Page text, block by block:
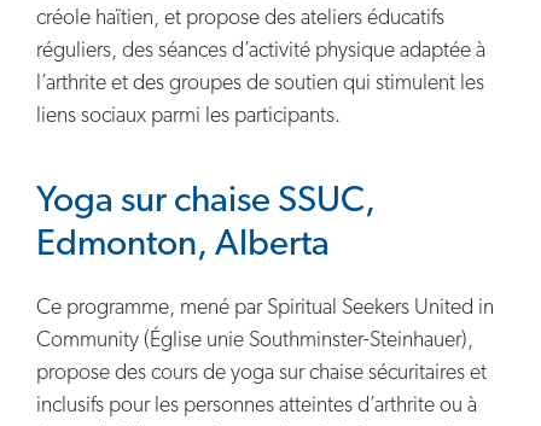
créole haïtien, et propose des ateliers éducatifs
réguliers, des séances d’activité physique adaptée à
l’arthrite et des groupes de soutien qui stimulent les
liens sociaux parmi les participants.
Yoga sur chaise SSUC,
Edmonton, Alberta
Ce programme, mené par Spiritual Seekers United in
Community (Église unie Southminster-Steinhauer),
propose des cours de yoga sur chaise sécuritaires et
inclusifs pour les personnes atteintes d’arthrite ou à